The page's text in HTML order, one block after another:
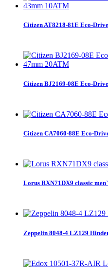
Citizen AT8218-81E Eco-
Citizen BJ2169-08E Eco-
Citizen CA7060-88E Eco-
Lorus RXN71DX9 classic
Zeppelin 8048-4 LZ129